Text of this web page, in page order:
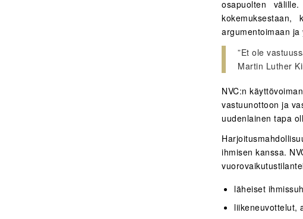
osapuolten
argumentoimaan
”Et ole
Martin Luther
NVC:n
vastuunottoon ja
uudenlainen tapa
ihmisen kanssa.
läheiset
liikeneuvottelut,